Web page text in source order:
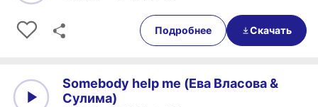
00:35
Подробнее Скачать
Somebody help me (Ева Власова &
Сулима)